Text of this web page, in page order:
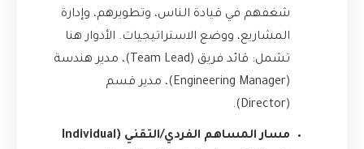
شغفهم في قيادة الناس، وتطويرهم، وإدارة
المشاريع، ووضع الاستراتيجيات. الأدوار هنا
تشمل: قائد فريق (Team Lead)، مدير هندسة
(Engineering Manager)، مدير قسم
(Director).
مسار المساهم الفردي/التقني (Individual